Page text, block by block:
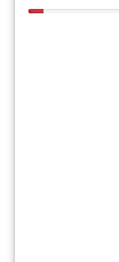
10.00%